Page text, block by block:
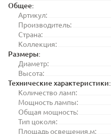
Общее:
Артикул:
Производитель:
Страна:
Коллекция:
Размеры:
Диаметр:
Высота:
Технические характеристики:
Количество ламп:
Мощность лампы:
Общая мощность:
Тип цоколя:
Площадь освещения,м: